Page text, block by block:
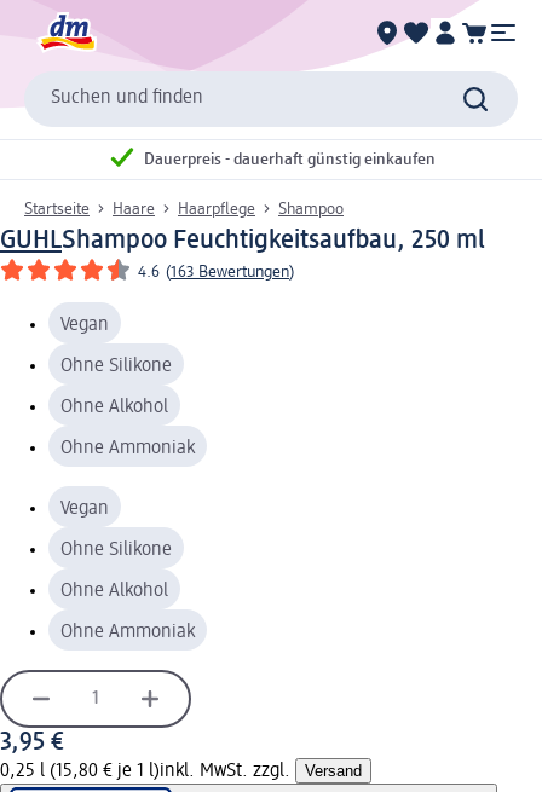
Suchen und finden
Dauerpreis - dauerhaft günstig einkaufen
Startseite Haare Haarpflege Shampoo
GUHLShampoo Feuchtigkeitsaufbau, 250 ml
4.6 (163 Bewertungen)
Vegan
Ohne Silikone
Ohne Alkohol
Ohne Ammoniak
Vegan
Ohne Silikone
Ohne Alkohol
Ohne Ammoniak
3,95 €
0,25 l (15,80 € je 1 l)inkl. MwSt. zzgl. Versand